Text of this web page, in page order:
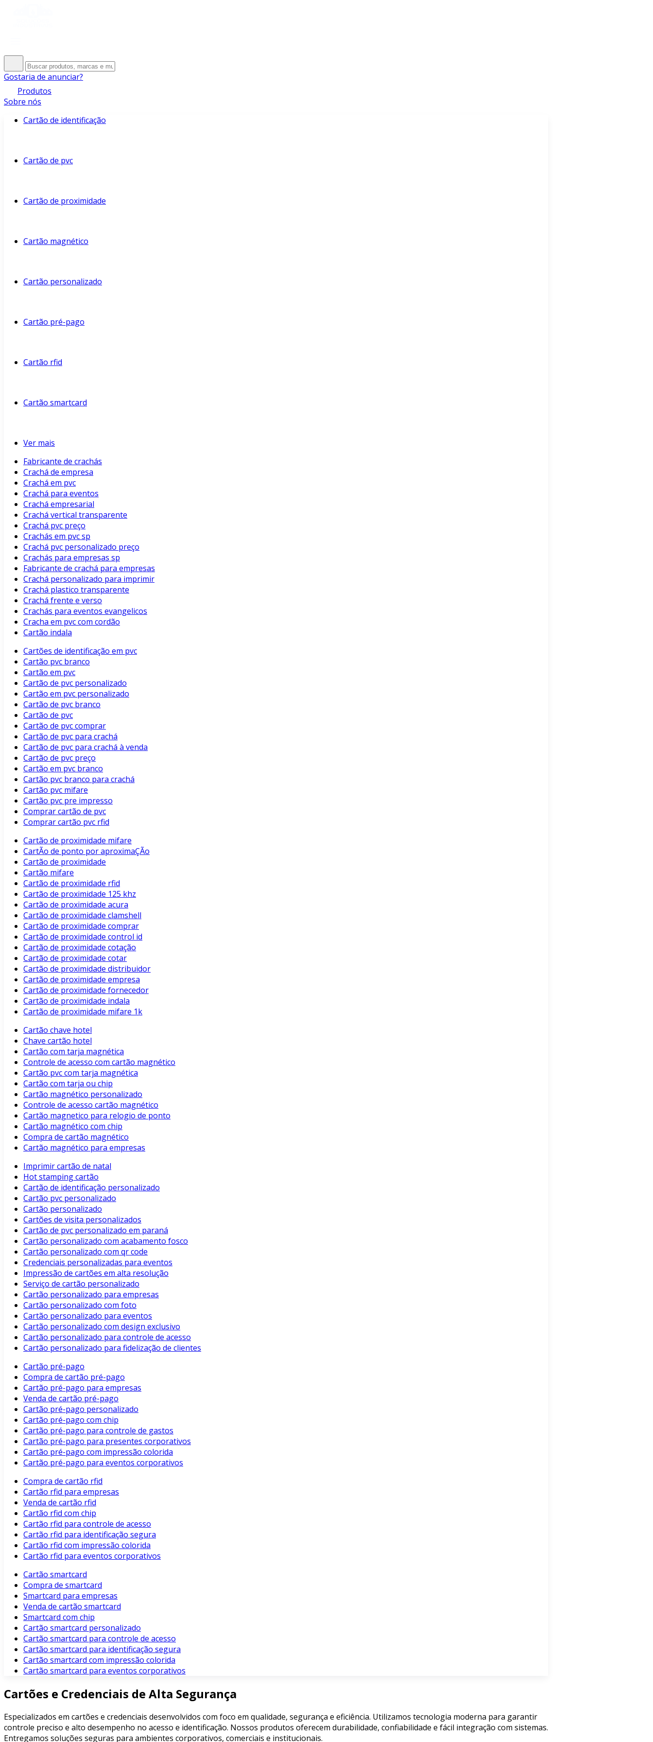
Gostaria de anunciar?
Produtos
Sobre nós
Cartão de identificação
Cartão de pvc
Cartão de proximidade
Cartão magnético
Cartão personalizado
Cartão pré-pago
Cartão rfid
Cartão smartcard
Ver mais
Fabricante de crachás
Crachá de empresa
Crachá em pvc
Crachá para eventos
Crachá empresarial
Crachá vertical transparente
Crachá pvc preço
Crachás em pvc sp
Crachá pvc personalizado preço
Crachás para empresas sp
Fabricante de crachá para empresas
Crachá personalizado para imprimir
Crachá plastico transparente
Crachá frente e verso
Crachás para eventos evangelicos
Cracha em pvc com cordão
Cartão indala
Cartões de identificação em pvc
Cartão pvc branco
Cartão em pvc
Cartão de pvc personalizado
Cartão em pvc personalizado
Cartão de pvc branco
Cartão de pvc
Cartão de pvc comprar
Cartão de pvc para crachá
Cartão de pvc para crachá à venda
Cartão de pvc preço
Cartão em pvc branco
Cartão pvc branco para crachá
Cartão pvc mifare
Cartão pvc pre impresso
Comprar cartão de pvc
Comprar cartão pvc rfid
Cartão de proximidade mifare
CartÃo de ponto por aproximaÇÃo
Cartão de proximidade
Cartão mifare
Cartão de proximidade rfid
Cartão de proximidade 125 khz
Cartão de proximidade acura
Cartão de proximidade clamshell
Cartão de proximidade comprar
Cartão de proximidade control id
Cartão de proximidade cotação
Cartão de proximidade cotar
Cartão de proximidade distribuidor
Cartão de proximidade empresa
Cartão de proximidade fornecedor
Cartão de proximidade indala
Cartão de proximidade mifare 1k
Cartão chave hotel
Chave cartão hotel
Cartão com tarja magnética
Controle de acesso com cartão magnético
Cartão pvc com tarja magnética
Cartão com tarja ou chip
Cartão magnético personalizado
Controle de acesso cartão magnético
Cartão magnetico para relogio de ponto
Cartão magnético com chip
Compra de cartão magnético
Cartão magnético para empresas
Imprimir cartão de natal
Hot stamping cartão
Cartão de identificação personalizado
Cartão pvc personalizado
Cartão personalizado
Cartões de visita personalizados
Cartão de pvc personalizado em paraná
Cartão personalizado com acabamento fosco
Cartão personalizado com qr code
Credenciais personalizadas para eventos
Impressão de cartões em alta resolução
Serviço de cartão personalizado
Cartão personalizado para empresas
Cartão personalizado com foto
Cartão personalizado para eventos
Cartão personalizado com design exclusivo
Cartão personalizado para controle de acesso
Cartão personalizado para fidelização de clientes
Cartão pré-pago
Compra de cartão pré-pago
Cartão pré-pago para empresas
Venda de cartão pré-pago
Cartão pré-pago personalizado
Cartão pré-pago com chip
Cartão pré-pago para controle de gastos
Cartão pré-pago para presentes corporativos
Cartão pré-pago com impressão colorida
Cartão pré-pago para eventos corporativos
Compra de cartão rfid
Cartão rfid para empresas
Venda de cartão rfid
Cartão rfid com chip
Cartão rfid para controle de acesso
Cartão rfid para identificação segura
Cartão rfid com impressão colorida
Cartão rfid para eventos corporativos
Cartão smartcard
Compra de smartcard
Smartcard para empresas
Venda de cartão smartcard
Smartcard com chip
Cartão smartcard personalizado
Cartão smartcard para controle de acesso
Cartão smartcard para identificação segura
Cartão smartcard com impressão colorida
Cartão smartcard para eventos corporativos
Cartões e Credenciais de Alta Segurança
Especializados em cartões e credenciais desenvolvidos com foco em qualidade, segurança e eficiência. Utilizamos tecnologia moderna para garantir
controle preciso e alto desempenho no acesso e identificação. Nossos produtos oferecem durabilidade, confiabilidade e fácil integração com sistemas.
Entregamos soluções seguras para ambientes corporativos, comerciais e institucionais.